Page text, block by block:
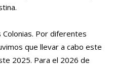
Colonias. Por diferentes
que llevar a cabo este
2025. Para el 2026 de